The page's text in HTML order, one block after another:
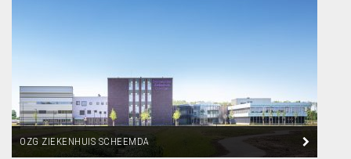
OZG ZIEKENHUIS SCHEEMDA